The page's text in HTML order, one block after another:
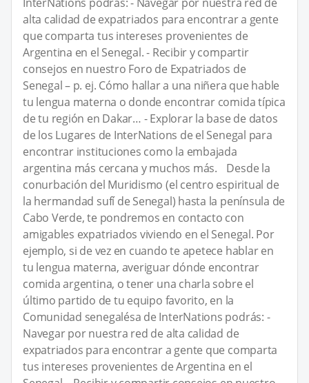
alta calidad de expatriados para encontrar a gente
que comparta tus intereses provenientes de
Argentina en el Senegal. - Recibir y compartir
consejos en nuestro Foro de Expatriados de
Senegal – p. ej. Cómo hallar a una niñera que hable
tu lengua materna o donde encontrar comida típica
de tu región en Dakar… - Explorar la base de datos
de los Lugares de InterNations de el Senegal para
encontrar instituciones como la embajada
argentina más cercana y muchos más. Desde la
conurbación del Muridismo (el centro espiritual de
la hermandad sufí de Senegal) hasta la península de
Cabo Verde, te pondremos en contacto con
amigables expatriados viviendo en el Senegal. Por
ejemplo, si de vez en cuando te apetece hablar en
tu lengua materna, averiguar dónde encontrar
comida argentina, o tener una charla sobre el
último partido de tu equipo favorito, en la
Comunidad senegalésa de InterNations podrás: -
Navegar por nuestra red de alta calidad de
expatriados para encontrar a gente que comparta
tus intereses provenientes de Argentina en el